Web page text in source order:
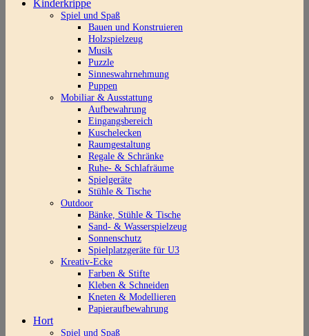
Kinderkrippe
Spiel und Spaß
Bauen und Konstruieren
Holzspielzeug
Musik
Puzzle
Sinneswahrnehmung
Puppen
Mobiliar & Ausstattung
Aufbewahrung
Eingangsbereich
Kuschelecken
Raumgestaltung
Regale & Schränke
Ruhe- & Schlafräume
Spielgeräte
Stühle & Tische
Outdoor
Bänke, Stühle & Tische
Sand- & Wasserspielzeug
Sonnenschutz
Spielplatzgeräte für U3
Kreativ-Ecke
Farben & Stifte
Kleben & Schneiden
Kneten & Modellieren
Papieraufbewahrung
Hort
Spiel und Spaß